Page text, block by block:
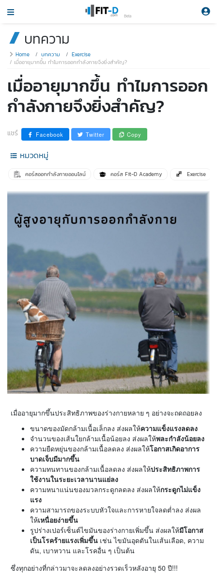
Beta
บทความ
Home บทความ
Exercise
เมื่ออายุมากขึ้น ทำไมการออกกำลังกายจึงยิ่งสำคัญ?
เมื่ออายุมากขึ้น ทำไมการออก
กำลังกายจึงยิ่งสำคัญ?
แชร์ Facebook Twitter Copy
เมื่ออายุมากขึ้นประสิทธิภาพของร่างกายหลาย ๆ อย่างจะถดถอยลง
ขนาดของมัดกล้ามเนื้อเล็กลง ส่งผลให้ความแข็งแรงลดลง
จำนวนของเส้นใยกล้ามเนื้อน้อยลง ส่งผลให้พละกำลังน้อยลง
ความยืดหยุ่นของกล้ามเนื้อลดลง ส่งผลให้โอกาสเกิดอาการ
บาดเจ็บมีมากขึ้น
ความทนทานของกล้ามเนื้อลดลง ส่งผลให้ประสิทธิภาพการ
ใช้งานในระยะเวลานานแย่ลง
ความหนาแน่นของมวลกระดูกลดลง ส่งผลให้กระดูกไม่แข็ง
แรง
ความสามารถของระบบหัวใจและการหายใจลดต่ำลง ส่งผล
ให้เหนื่อยง่ายขึ้น
รูปร่างเปอร์เซ็นต์ไขมันของร่างกายเพิ่มขึ้น ส่งผลให้มีโอกาส
เป็นโรคร้ายแรงเพิ่มขึ้น เช่น ไขมันอุดตันในเส้นเลือด, ความ
ดัน, เบาหวาน และโรคอื่น ๆ เป็นต้น
ซึ่งทุกอย่างที่กล่าวมาจะลดลงอย่างรวดเร็วหลังอายุ 50 ปี!!!
หมวดหมู่
คอร์สออกกำลังกายออนไลน์ คอร์ส Fit-D Academy Exercise